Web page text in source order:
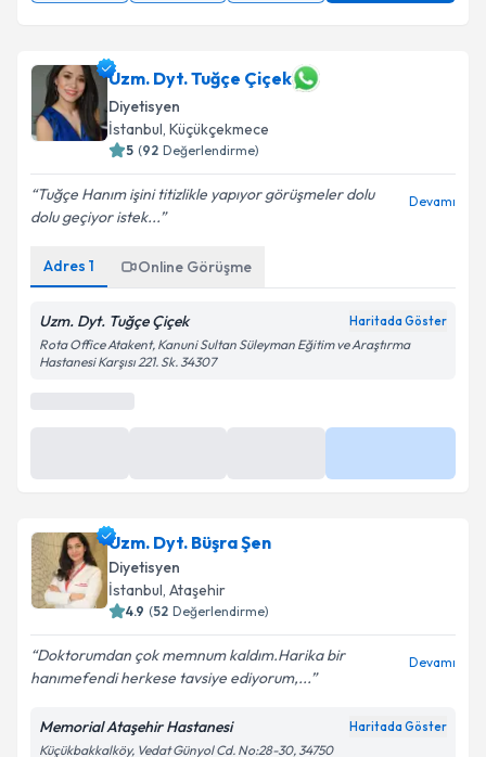
Uzm. Dyt. Tuğçe Çiçek
Diyetisyen
İstanbul, Küçükçekmece
5 (92 Değerlendirme)
Tuğçe Hanım işini titizlikle yapıyor görüşmeler dolu
dolu geçiyor istek...
Devamı
Adres 1 Online Görüşme
Uzm. Dyt. Tuğçe Çiçek Haritada Göster
Rota Office Atakent, Kanuni Sultan Süleyman Eğitim ve Araştırma
Hastanesi Karşısı 221. Sk. 34307
takvim hazırlandığında e-posta ile bilgilendireceğiz.
E-posta Adresiniz
Kişisel verilerimin işlenmesine ilişkin
kapsamda işlenmesini kabul ediyorum.
Uzm. Dyt. Büşra Şen
Diyetisyen
İstanbul , Ataşehir
4.9 (52 Değerlendirme)
Doktorumdan çok memnum kaldım.Harika bir
hanımefendi herkese tavsiye ediyorum,...
Devamı
Memorial Ataşehir Hastanesi Haritada Göster
Küçükbakkalköy, Vedat Günyol Cd. No:28-30, 34750